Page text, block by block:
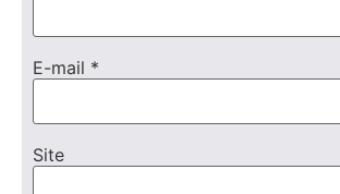
E-mail *
Site